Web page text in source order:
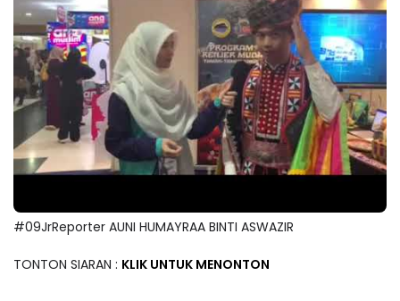
#09JrReporter AUNI HUMAYRAA BINTI ASWAZIR
TONTON SIARAN : KLIK UNTUK MENONTON